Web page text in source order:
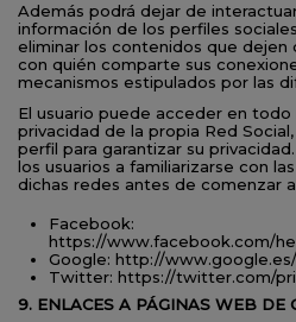
Además podrá dejar de
información de los perfiles
eliminar los contenidos que
con quién comparte sus
mecanismos estipulados por las
El usuario puede acceder en
privacidad de la propia Red
perfil para garantizar su
los usuarios a familiarizarse con
dichas redes antes de comenzar a
Facebook:
https://www.facebook.com/
Google: http://
Twitter: https://twitter.com/
9. ENLACES A PÁGINAS WEB DE